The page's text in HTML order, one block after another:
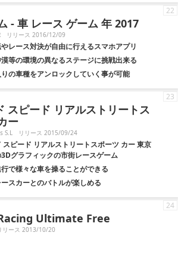
- 車 レース ゲーム 年 2017
リリース 2016/12/09
レース対決が自由に行えるスマホアプリ
等の環境の異なるステージに挑戦出来る
の車種をアンロックしていく事が可能
22
スピード リアルストリートス
ー
S.L リリース 2015/09/24
スピード リアルストリートスポーツ カー 東京
グラフィックの市街レースゲーム
で様々な車を操ることができる
スカーとのバトルが楽しめる
23
Ultimate Free
リース 2013/10/20
24